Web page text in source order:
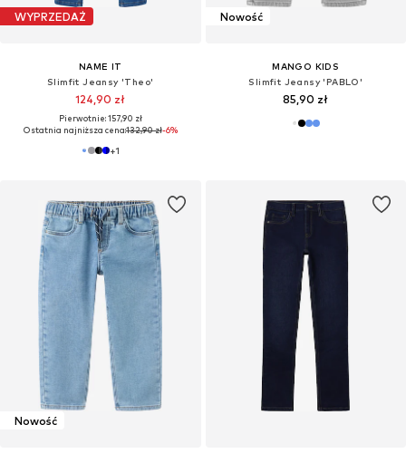
WYPRZEDAŻ
NAME IT
Slimfit Jeansy 'Theo'
124,90 zł
Pierwotnie: 157,90 zł
Ostatnia najniższa cena:132,90 zł-6%
+1
Nowość
MANGO KIDS
Slimfit Jeansy 'PABLO'
85,90 zł
Nowość